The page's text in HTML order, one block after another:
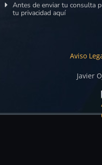
Antes de enviar tu consulta
tu privacidad aquí
Aviso
Javier